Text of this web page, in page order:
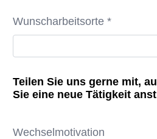
Wunscharbeitsorte *
Teilen Sie uns gerne mit,
Sie eine neue Tätigkeit
Wechselmotivation